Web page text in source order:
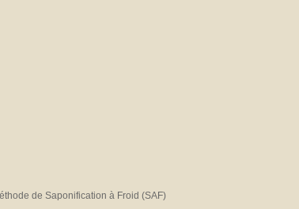
de Saponification à Froid (SAF)